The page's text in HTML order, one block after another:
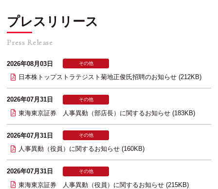
プレスリリース
Press Release
2026年08月03日 その他
日本株トップストラテジスト菊地正俊氏招聘のお知らせ (212KB)
2026年07月31日 その他
東海東京証券 人事異動（部店長）に関するお知らせ (183KB)
2026年07月31日 その他
人事異動（役員）に関するお知らせ (160KB)
2026年07月31日 その他
東海東京証券 人事異動（役員）に関するお知らせ (215KB)